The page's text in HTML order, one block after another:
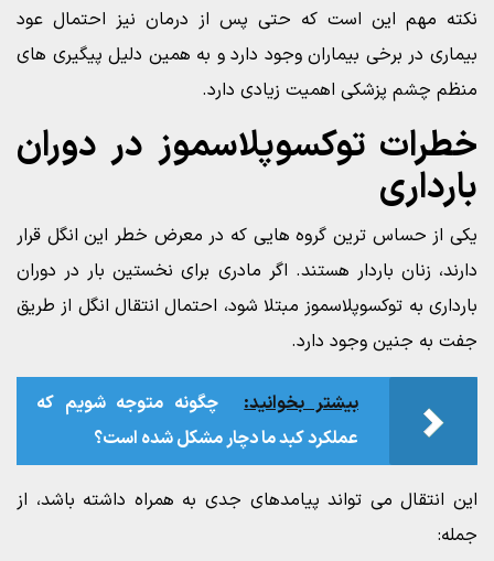
نکته مهم این است که حتی پس از درمان نیز احتمال عود
بیماری در برخی بیماران وجود دارد و به همین دلیل پیگیری های
منظم چشم پزشکی اهمیت زیادی دارد.
خطرات توکسوپلاسموز در دوران
بارداری
یکی از حساس ترین گروه هایی که در معرض خطر این انگل قرار
دارند، زنان باردار هستند. اگر مادری برای نخستین بار در دوران
بارداری به توکسوپلاسموز مبتلا شود، احتمال انتقال انگل از طریق
جفت به جنین وجود دارد.
بیشتر بخوانید:
چگونه متوجه شویم که
عملکرد کبد ما دچار مشکل شده است؟
این انتقال می تواند پیامدهای جدی به همراه داشته باشد، از
جمله: